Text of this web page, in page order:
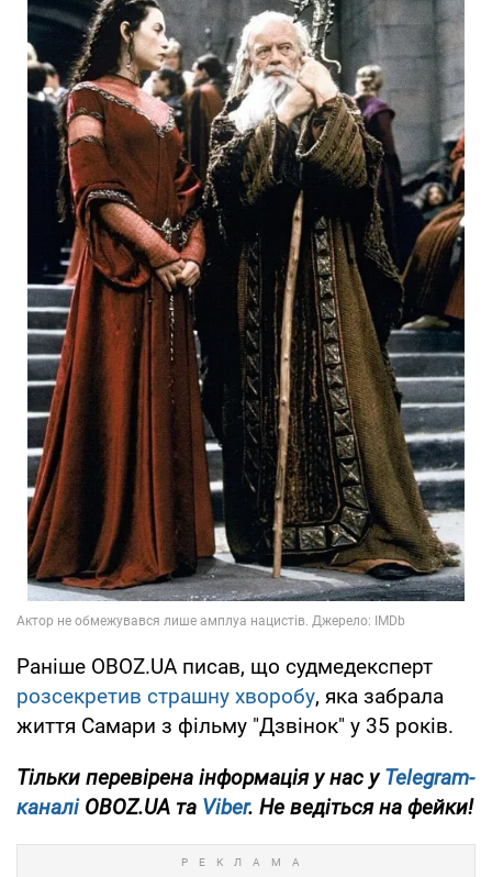
Раніше OBOZ.UA писав, що судмедексперт
розсекретив страшну хворобу, яка забрала
життя Самари з фільму "Дзвінок" у 35 років.
Тільки перевірена інформація у нас уTelegram-
каналіOBOZ.UA та Viber. Не ведіться на фейки!